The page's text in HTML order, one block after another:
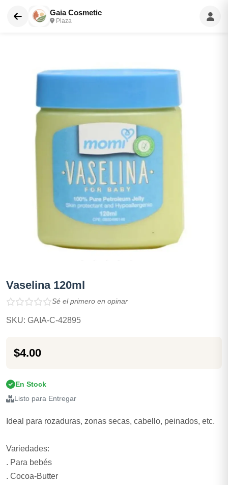
Gaia Cosmetic
Plaza
Vaselina 120ml
Sé el primero en opinar
SKU: GAIA-C-42895
$4.00
En Stock
Listo para Entregar
Ideal para rozaduras, zonas secas, cabello, peinados, etc.
Variedades:
. Para bebés
. Cocoa-Butter